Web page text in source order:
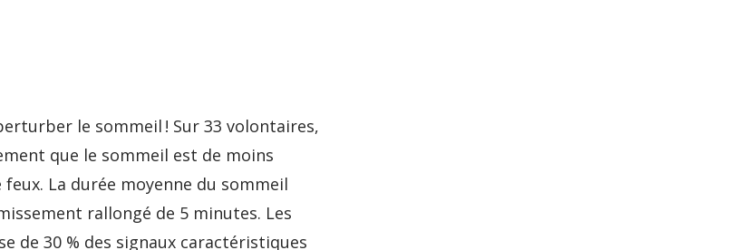
le sommeil ! Sur 33 volontaires,
que le sommeil est de moins
La durée moyenne du sommeil
rallongé de 5 minutes. Les
de 30 % des signaux caractéristiques